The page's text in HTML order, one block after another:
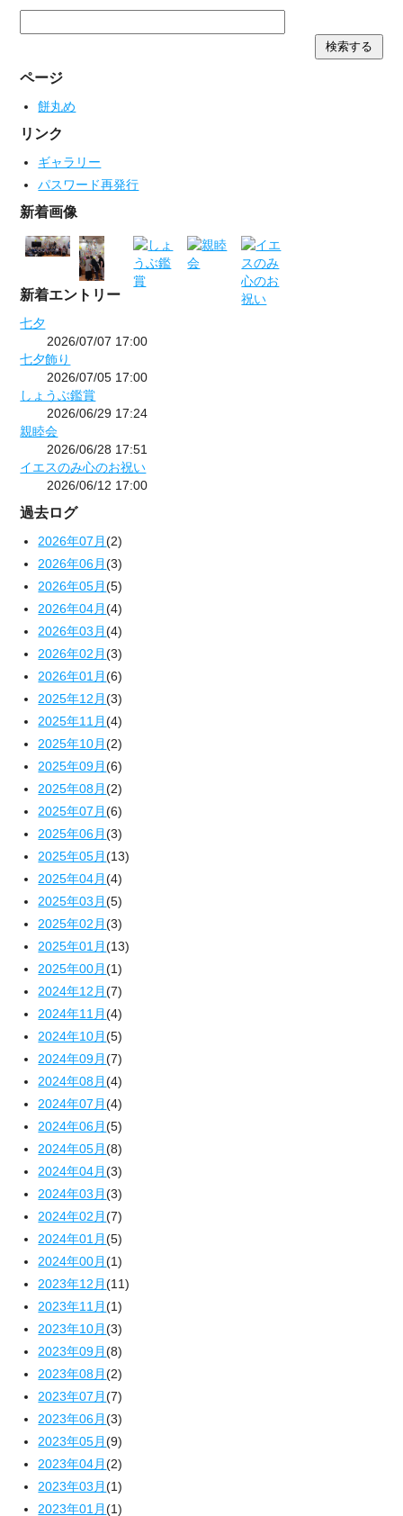
ページ
餅丸め
リンク
ギャラリー
パスワード再発行
新着画像
新着エントリー
七夕
2026/07/07 17:00
七夕飾り
2026/07/05 17:00
しょうぶ鑑賞
2026/06/29 17:24
親睦会
2026/06/28 17:51
イエスのみ心のお祝い
2026/06/12 17:00
過去ログ
2026年07月(2)
2026年06月(3)
2026年05月(5)
2026年04月(4)
2026年03月(4)
2026年02月(3)
2026年01月(6)
2025年12月(3)
2025年11月(4)
2025年10月(2)
2025年09月(6)
2025年08月(2)
2025年07月(6)
2025年06月(3)
2025年05月(13)
2025年04月(4)
2025年03月(5)
2025年02月(3)
2025年01月(13)
2025年00月(1)
2024年12月(7)
2024年11月(4)
2024年10月(5)
2024年09月(7)
2024年08月(4)
2024年07月(4)
2024年06月(5)
2024年05月(8)
2024年04月(3)
2024年03月(3)
2024年02月(7)
2024年01月(5)
2024年00月(1)
2023年12月(11)
2023年11月(1)
2023年10月(3)
2023年09月(8)
2023年08月(2)
2023年07月(7)
2023年06月(3)
2023年05月(9)
2023年04月(2)
2023年03月(1)
2023年01月(1)